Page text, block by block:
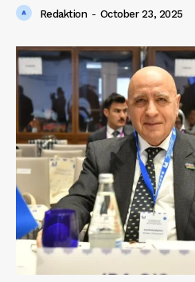
Redaktion - October 23, 2025